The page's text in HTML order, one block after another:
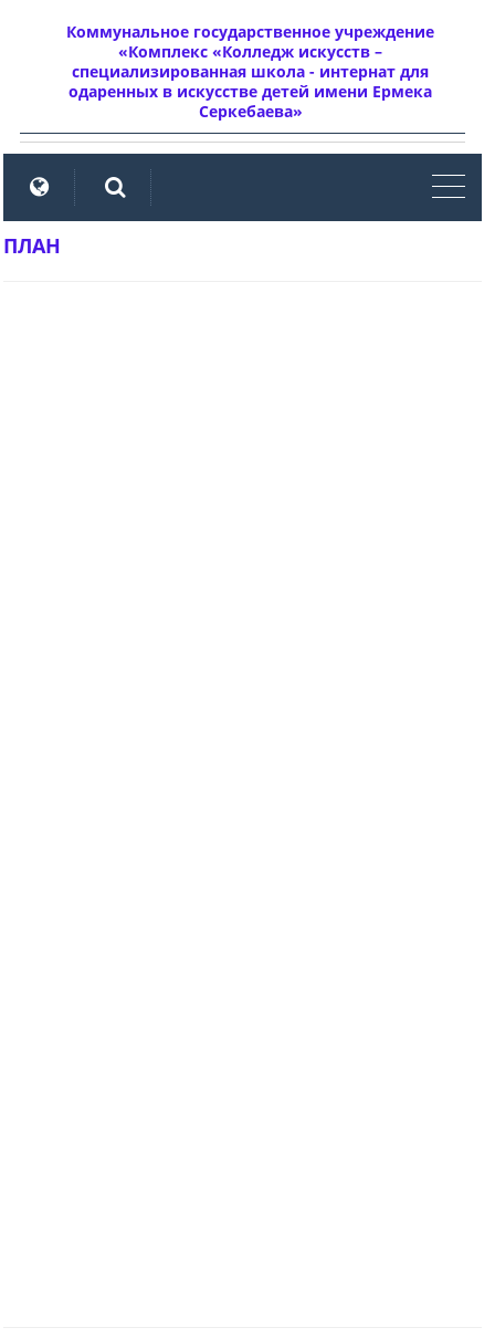
Коммунальное государственное учреждение
«Комплекс «Колледж искусств –
специализированная школа - интернат для
одаренных в искусстве детей имени Ермека
Серкебаева»
ПЛАН